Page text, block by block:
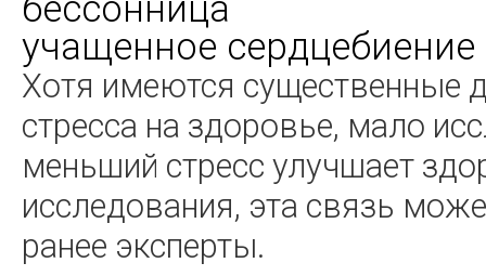
бессонница
учащенное сердцебиение
Хотя имеются существенные
стресса на здоровье, мало
меньший стресс улучшает
исследования, эта связь
ранее эксперты.